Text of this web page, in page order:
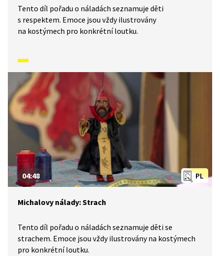
Tento díl pořadu o náladách seznamuje děti
s respektem. Emoce jsou vždy ilustrovány
na kostýmech pro konkrétní loutku.
PL
04:48
Michalovy nálady: Strach
Tento díl pořadu o náladách seznamuje děti se
strachem. Emoce jsou vždy ilustrovány na kostýmech
pro konkrétní loutku.